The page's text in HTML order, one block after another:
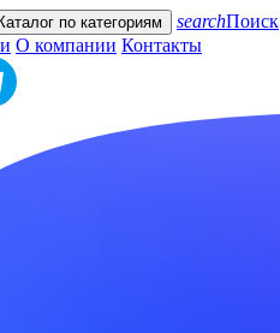
Каталог по категориям searchПоиск
О компании Контакты